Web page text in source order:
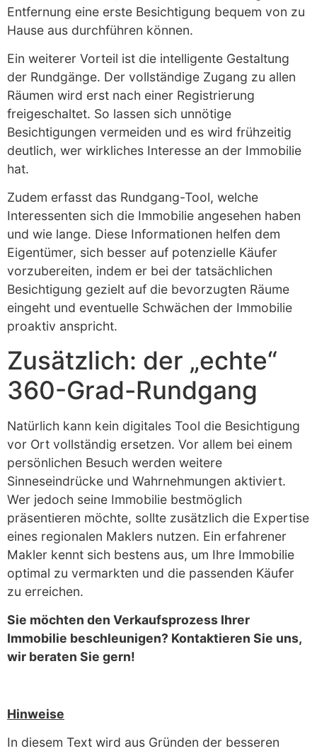
Entfernung eine erste Besichtigung bequem von zu
Hause aus durchführen können.
Ein weiterer Vorteil ist die intelligente Gestaltung
der Rundgänge. Der vollständige Zugang zu allen
Räumen wird erst nach einer Registrierung
freigeschaltet. So lassen sich unnötige
Besichtigungen vermeiden und es wird frühzeitig
deutlich, wer wirkliches Interesse an der Immobilie
hat.
Zudem erfasst das Rundgang-Tool, welche
Interessenten sich die Immobilie angesehen haben
und wie lange. Diese Informationen helfen dem
Eigentümer, sich besser auf potenzielle Käufer
vorzubereiten, indem er bei der tatsächlichen
Besichtigung gezielt auf die bevorzugten Räume
eingeht und eventuelle Schwächen der Immobilie
proaktiv anspricht.
Zusätzlich: der „echte“
360-Grad-Rundgang
Natürlich kann kein digitales Tool die Besichtigung
vor Ort vollständig ersetzen. Vor allem bei einem
persönlichen Besuch werden weitere
Sinneseindrücke und Wahrnehmungen aktiviert.
Wer jedoch seine Immobilie bestmöglich
präsentieren möchte, sollte zusätzlich die Expertise
eines regionalen Maklers nutzen. Ein erfahrener
Makler kennt sich bestens aus, um Ihre Immobilie
optimal zu vermarkten und die passenden Käufer
zu erreichen.
Sie möchten den Verkaufsprozess Ihrer
Immobilie beschleunigen? Kontaktieren Sie uns,
wir beraten Sie gern!
Hinweise
In diesem Text wird aus Gründen der besseren